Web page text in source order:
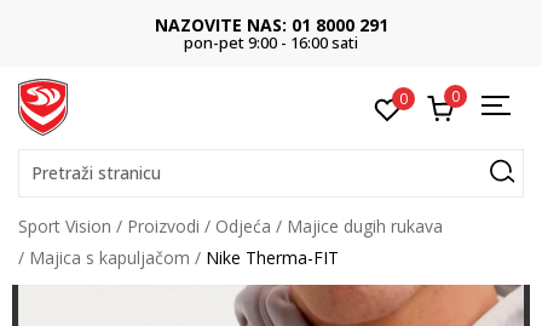
NAZOVITE NAS: 01 8000 291
pon-pet 9:00 - 16:00 sati
0 0
Pretraži stranicu
Sport Vision Proizvodi Odjeća
Majice dugih rukava
Majica s kapuljačom
Nike Therma-FIT